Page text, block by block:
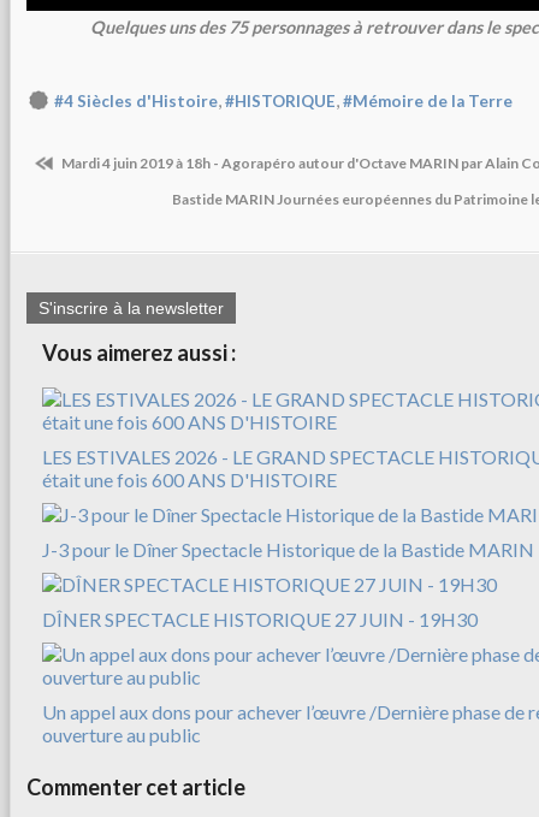
Quelques uns des 75 personnages à retrouver dans le
#4 Siècles d'Histoire #HISTORIQUE #Mémoire de la Terre
Mardi 4 juin 2019 à 18h - Agorapéro autour d'Octave MARIN par Alain
Bastide MARIN Journées européennes du Patrimoine
S'inscrire à la newsletter
Vous aimerez aussi :
LES ESTIVALES 2026 - LE GRAND SPECTACLE
était une fois 600 ANS D'HISTOIRE
J-3 pour le Dîner Spectacle Historique de la Bastide MARIN
DÎNER SPECTACLE HISTORIQUE 27 JUIN - 19H30
Un appel aux dons pour achever l’œuvre /Dernière phase de
ouverture au public
Commenter cet article